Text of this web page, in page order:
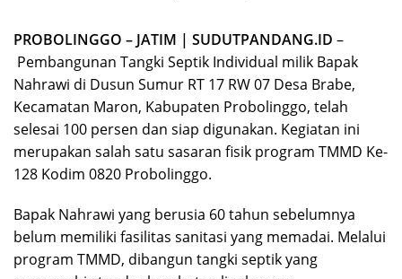
PROBOLINGGO – JATIM | SUDUTPANDANG.ID –
Pembangunan Tangki Septik Individual milik Bapak
Nahrawi di Dusun Sumur RT 17 RW 07 Desa Brabe,
Kecamatan Maron, Kabupaten Probolinggo, telah
selesai 100 persen dan siap digunakan. Kegiatan ini
merupakan salah satu sasaran fisik program TMMD Ke-
128 Kodim 0820 Probolinggo.
Bapak Nahrawi yang berusia 60 tahun sebelumnya
belum memiliki fasilitas sanitasi yang memadai. Melalui
program TMMD, dibangun tangki septik yang